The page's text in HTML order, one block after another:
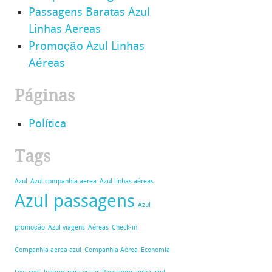
Passagens Baratas Azul
Linhas Aereas
Promoção Azul Linhas
Aéreas
Páginas
Política
Tags
Azul Azul companhia aerea Azul linhas aéreas
Azul passagens Azul
promoção Azul viagens Aéreas Check-in
Companhia aerea azul Companhia Aérea Economia